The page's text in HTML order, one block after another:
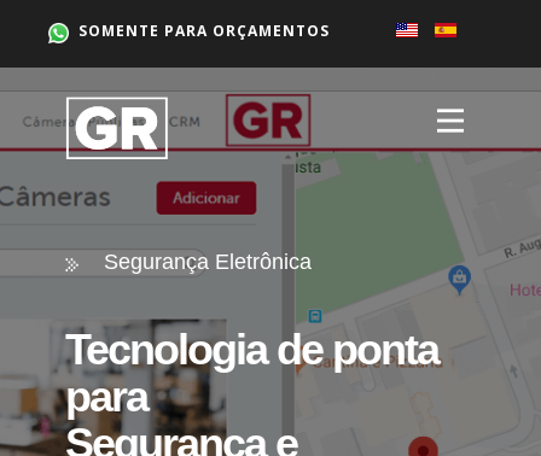
SOMENTE PARA ORÇAMENTOS
Segurança Eletrônica
Tecnologia de ponta
para
Segurança e